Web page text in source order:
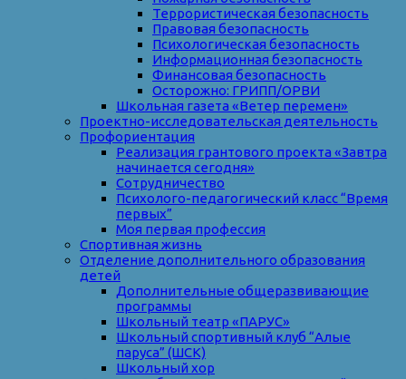
Террористическая безопасность
Правовая безопасность
Психологическая безопасность
Информационная безопасность
Финансовая безопасность
Осторожно: ГРИПП/ОРВИ
Школьная газета «Ветер перемен»
Проектно-исследовательская деятельность
Профориентация
Реализация грантового проекта «Завтра
начинается сегодня»
Сотрудничество
Психолого-педагогический класс “Время
первых”
Моя первая профессия
Спортивная жизнь
Отделение дополнительного образования
детей
Дополнительные общеразвивающие
программы
Школьный театр «ПАРУС»
Школьный спортивный клуб “Алые
паруса” (ШСК)
Школьный хор